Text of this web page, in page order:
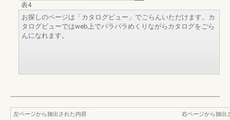
表4
お探しのページは「カタログビュー」でごらんいただけます。カ
タログビューではweb上でパラパラめくりながらカタログをごら
んになれます。
左ページから抽出された内容
右ページから抽出